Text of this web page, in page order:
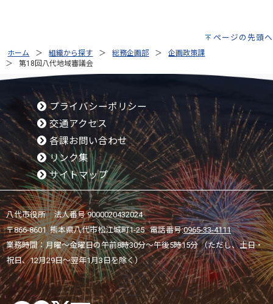
ページの先頭へ
ホーム 組織から探す 総務企画部
企画政策課
第18回八代地域審議会
プライバシーポリシー
交通アクセス
各課お問い合わせ
リンク集
サイトマップ
八代市役所 法人番号 9000020432024
〒866-8601 熊本県八代市松江城町1-25 電話番号:0965-33-4111
業務時間：月曜～金曜日の午前8時30分～午後5時15分 （ただし、土日・
祝日、12月29日～翌年1月3日を除く）